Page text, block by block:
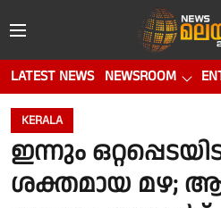
LATEST NEWS NEWSROOM
KERALA
ഇന്നും
ശക്തമായ മഴ;